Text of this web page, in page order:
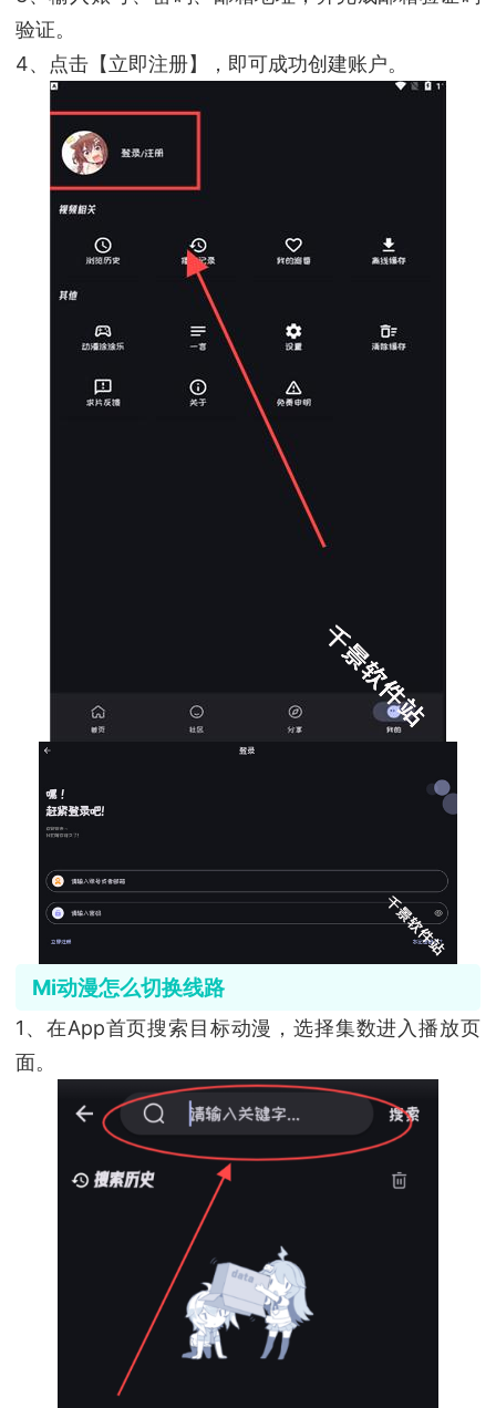
验证。
4、点击【立即注册】，即可成功创建账户。
Mi动漫怎么切换线路
1、在App首页搜索目标动漫，选择集数进入播放页
面。